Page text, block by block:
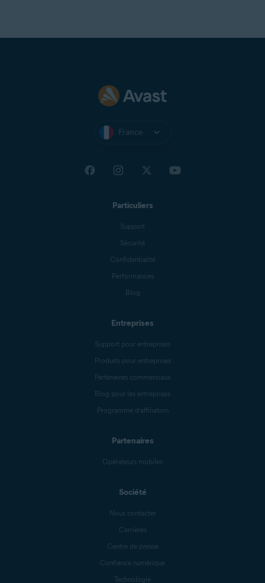
France
Particuliers
Support
Sécurité
Confidentialité
Performances
Blog
Entreprises
Support pour entreprises
Produits pour entreprises
Partenaires commerciaux
Blog pour les entreprises
Programme d’affiliation
Partenaires
Opérateurs mobiles
Société
Nous contacter
Carrières
Centre de presse
Confiance numérique
Technologie